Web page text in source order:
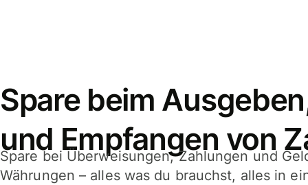
Spare beim
und Empfangen von
Spare bei Überweisungen, Zahlungen und
Währungen – alles was du brauchst, alles in